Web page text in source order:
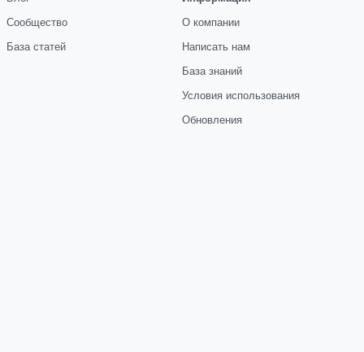
Сообщество
База статей
О компании
Написать нам
База знаний
Условия использования
Обновления